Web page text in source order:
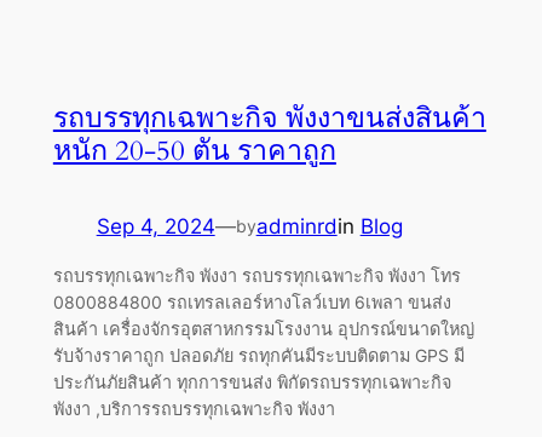
รถบรรทุกเฉพาะกิจ พังงาขนส่งสินค้า
หนัก 20-50 ตัน ราคาถูก
Sep 4, 2024—byadminrdin Blog
รถบรรทุกเฉพาะกิจ พังงา รถบรรทุกเฉพาะกิจ พังงา โทร
0800884800 รถเทรลเลอร์หางโลว์เบท 6เพลา ขนส่ง
สินค้า เครื่องจักรอุตสาหกรรมโรงงาน อุปกรณ์ขนาดใหญ่
รับจ้างราคาถูก ปลอดภัย รถทุกคันมีระบบติดตาม GPS มี
ประกันภัยสินค้า ทุกการขนส่ง พิกัดรถบรรทุกเฉพาะกิจ
พังงา ,บริการรถบรรทุกเฉพาะกิจ พังงา